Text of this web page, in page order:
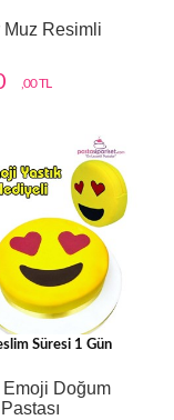
Muz Resimli
,00 TL
Süresi 1 Gün
Emoji Doğum